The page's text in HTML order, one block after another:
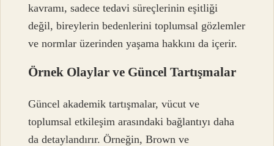
kavramı, sadece tedavi süreçlerinin eşitliği
değil, bireylerin bedenlerini toplumsal gözlemler
ve normlar üzerinden yaşama hakkını da içerir.
Örnek Olaylar ve Güncel Tartışmalar
Güncel akademik tartışmalar, vücut ve
toplumsal etkileşim arasındaki bağlantıyı daha
da detaylandırır. Örneğin, Brown ve